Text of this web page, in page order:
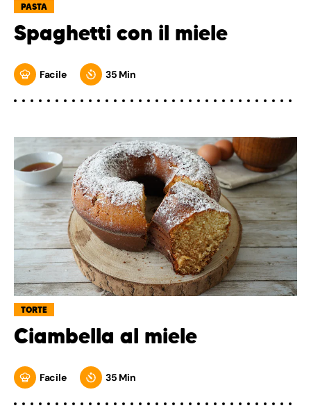
PASTA
Spaghetti con il miele
Facile 35 Min
TORTE
Ciambella al miele
Facile 35 Min